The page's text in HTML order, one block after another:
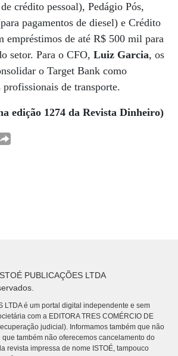
crédito pessoal), Pedágio Pós,
pagamentos de diesel) e Crédito
empréstimos de até R$ 500 mil para
setor. Para o CFO, Luiz Garcia, os
o Target Bank como
profissionais de transporte.
edição 1274 da Revista Dinheiro)
PUBLICAÇÕES LTDA
LTDA é um portal digital independente e sem
com a EDITORA TRES COMÉRCIO DE
judicial). Informamos também que não
também não oferecemos cancelamento do
revista impressa de nome ISTOÉ, tampouco